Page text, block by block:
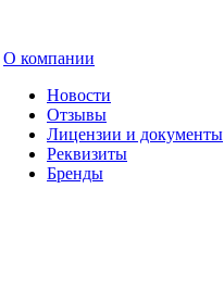
О компании
Новости
Отзывы
Лицензии и документы
Реквизиты
Бренды